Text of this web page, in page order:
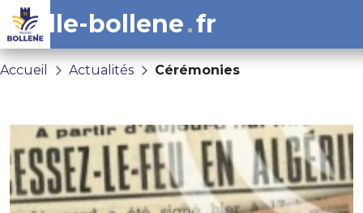
ville-bollene fr
Accueil Actualités Cérémonies